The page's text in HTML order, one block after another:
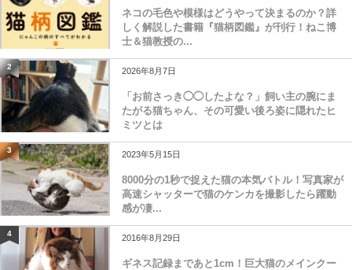
ネコの毛色や模様はどうやって決まるのか？詳
しく解説した書籍『猫柄図鑑』が刊行！ねこ博
士＆猫教授の...
2 2026年8月7日
「お前さっき◯◯したよな？」飼い主の腕にま
たがる猫ちゃん、その可愛い後ろ姿に隠れたヒ
ミツとは
3 2023年5月15日
8000分の1秒で捉えた猫の本気バトル！写真家が
高速シャッターで猫のケンカを撮影したら躍動
感が凄...
4 2016年8月29日
ギネス記録まであと1cm！巨大猫のメインクー